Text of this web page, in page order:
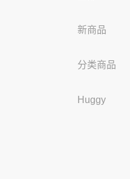
新商品
分类商品
Huggy